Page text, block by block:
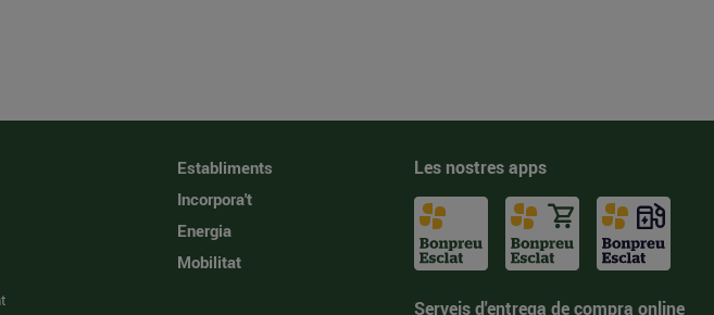
Establiments
Incorpora't
Energia
Mobilitat
Les nostres apps
Serveis d'entrega de compra online